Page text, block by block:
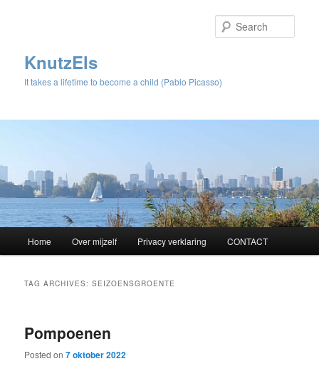
KnutzEls
It takes a lifetime to become a child (Pablo Picasso)
Skip
content
Skip
content
Home Over mijzelf Privacy verklaring CONTACT
TAG ARCHIVES:SEIZOENSGROENTE
Pompoenen
Posted on7 oktober 2022